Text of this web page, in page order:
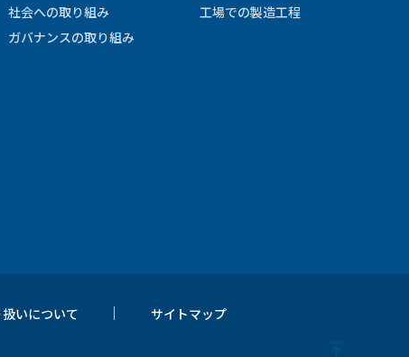
社会への取り組み
ガバナンスの取り組み
工場での製造工程
いについて サイトマップ